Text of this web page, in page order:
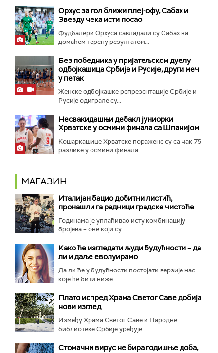
Орхус за гол ближи плеј-офу, Сабах и
Звезду чека исти посао
Фудбалери Орхуса савладали су Сабах на
домаћем терену резултатом...
Без победника у пријатељском дуелу
одбојкашица Србије и Русије, други меч
у петак
Женске одбојкашке репрезентације Србије и
Русије одиграле су...
Несвакидашњи дебакл јуниорки
Хрватске у осмини финала са Шпанијом
Кошаркашице Хрватске поражене су са чак 75
разлике у осмини финала...
МАГАЗИН
Италијан бацио добитни листић,
пронашли га радници градске чистоће
Годинама је уплаћивао исту комбинацију
бројева – оне који су...
Како ће изгледати људи будућности – да
ли и даље еволуирамо
Да ли ће у будућности постојати верзије нас
које ће бити ниже...
Плато испред Храма Светог Саве добија
нови изглед
Између Храма Светог Саве и Народне
библиотеке Србије уређује...
Стомачни вирус не бира годишње доба,